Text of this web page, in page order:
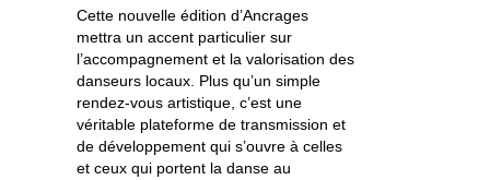
Cette nouvelle édition d’Ancrages
mettra un accent particulier sur
l’accompagnement et la valorisation des
danseurs locaux. Plus qu’un simple
rendez-vous artistique, c’est une
véritable plateforme de transmission et
de développement qui s’ouvre à celles
et ceux qui portent la danse au